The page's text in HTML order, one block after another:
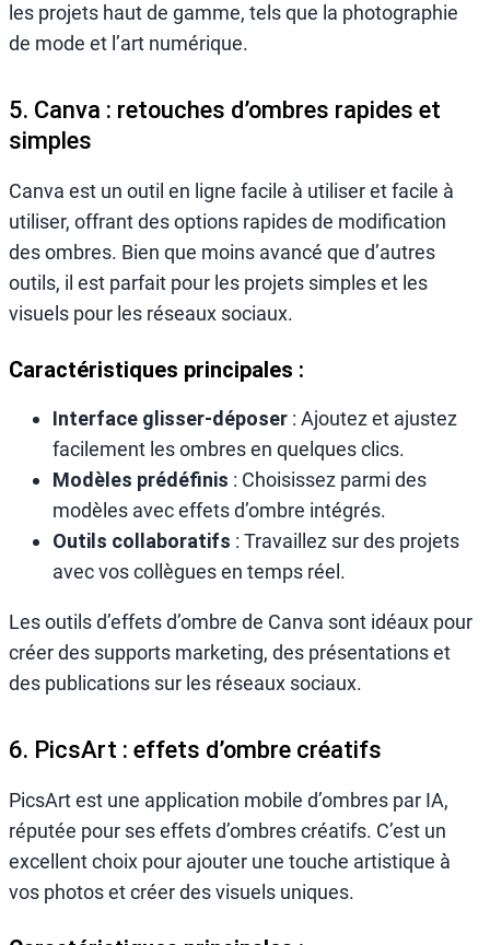
les projets haut de gamme, tels que la photographie
de mode et l’art numérique.
5. Canva : retouches d’ombres rapides et
simples
Canva est un outil en ligne facile à utiliser et facile à
utiliser, offrant des options rapides de modification
des ombres. Bien que moins avancé que d’autres
outils, il est parfait pour les projets simples et les
visuels pour les réseaux sociaux.
Caractéristiques principales :
Interface glisser-déposer : Ajoutez et ajustez
facilement les ombres en quelques clics.
Modèles prédéfinis : Choisissez parmi des
modèles avec effets d’ombre intégrés.
Outils collaboratifs : Travaillez sur des projets
avec vos collègues en temps réel.
Les outils d’effets d’ombre de Canva sont idéaux pour
créer des supports marketing, des présentations et
des publications sur les réseaux sociaux.
6. PicsArt : effets d’ombre créatifs
PicsArt est une application mobile d’ombres par IA,
réputée pour ses effets d’ombres créatifs. C’est un
excellent choix pour ajouter une touche artistique à
vos photos et créer des visuels uniques.